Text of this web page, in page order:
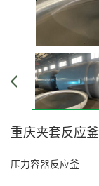
重庆夹套反应釜
压力容器反应釜